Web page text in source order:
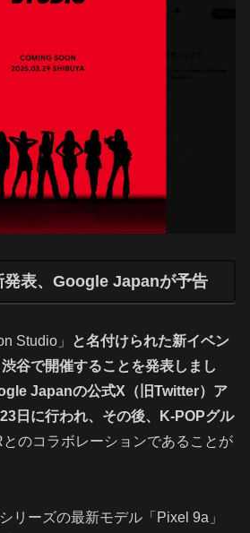
表、Google Japanが予告
Studio」
と名付けられた新イベン
谷で開催することを発表しまし
Japanの公式X（旧Twitter）ア
日に行われ、その後、K-POPグル
のコラボレーションであることが
リーズの最新モデル「Pixel 9a」